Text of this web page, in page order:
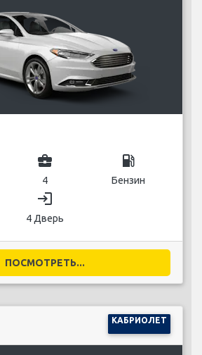
business_center
4
local_gas_station
Бензин
login
4 Дверь
ПОСМОТРЕТЬ...
КАБРИОЛЕТ